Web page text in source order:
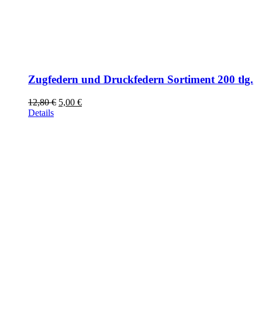
Zugfedern und Druckfedern Sortiment 200 tlg.
12,80€ Ursprünglicher
5,00 €Aktueller
Details